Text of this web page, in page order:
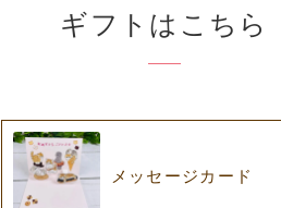
ギフトはこちら
メッセージカード